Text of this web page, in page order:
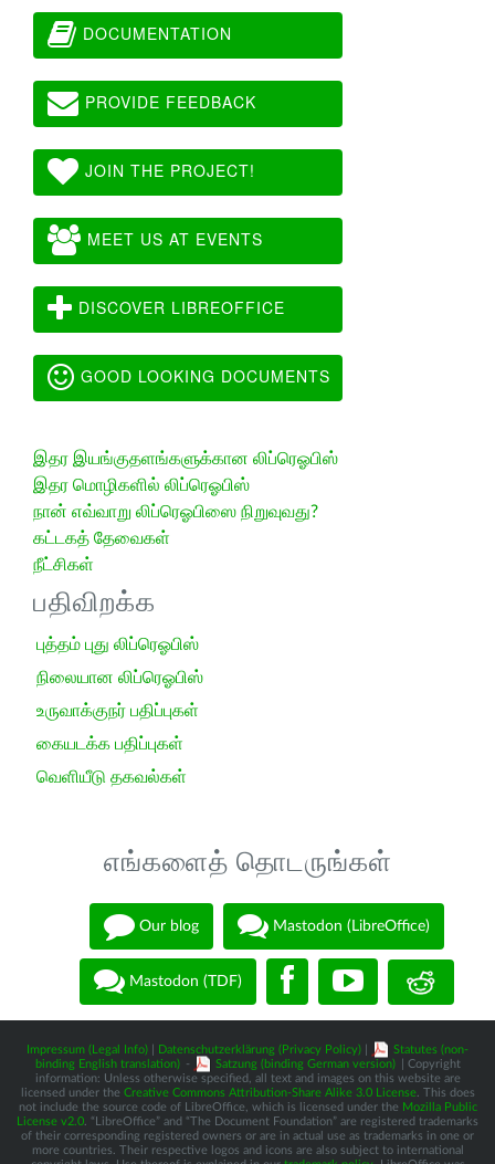
DOCUMENTATION
PROVIDE FEEDBACK
JOIN THE PROJECT!
MEET US AT EVENTS
DISCOVER LIBREOFFICE
GOOD LOOKING DOCUMENTS
இதர இயங்குதளங்களுக்கான லிப்ரெஓபிஸ்
இதர மொழிகளில் லிப்ரெஓபிஸ்
நான் எவ்வாறு லிப்ரெஓபிஸை நிறுவுவது?
கட்டகத் தேவைகள்
நீட்சிகள்
பதிவிறக்க
புத்தம் புது லிப்ரெஓபிஸ்
நிலையான லிப்ரெஓபிஸ்
உருவாக்குநர் பதிப்புகள்
கையடக்க பதிப்புகள்
வெளியீடு தகவல்கள்
எங்களைத் தொடருங்கள்
Our blog Mastodon (LibreOffice)
Mastodon (TDF)
Impressum (Legal Info) Datenschutzerklärung (Privacy Policy)
Statutes (non-
binding English translation) - Satzung (binding German version)
| Copyright
information: Unless otherwise specified, all text and images on this website are
licensed under the Creative Commons Attribution-Share Alike 3.0 License. This does
not include the source code of LibreOffice, which is licensed under the Mozilla Public
License v2.0 . “LibreOffice” and “The Document Foundation” are registered trademarks
of their corresponding registered owners or are in actual use as trademarks in one or
more countries. Their respective logos and icons are also subject to international